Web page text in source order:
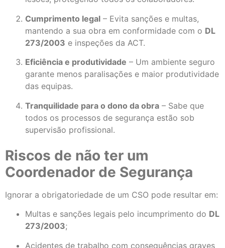
Cumprimento legal – Evita sanções e multas,
mantendo a sua obra em conformidade com o DL
273/2003 e inspeções da ACT.
Eficiência e produtividade – Um ambiente seguro
garante menos paralisações e maior produtividade
das equipas.
Tranquilidade para o dono da obra – Sabe que
todos os processos de segurança estão sob
supervisão profissional.
Riscos de não ter um
Coordenador de Segurança
Ignorar a obrigatoriedade de um CSO pode resultar em:
Multas e sanções legais pelo incumprimento do DL
273/2003;
Acidentes de trabalho com consequências graves